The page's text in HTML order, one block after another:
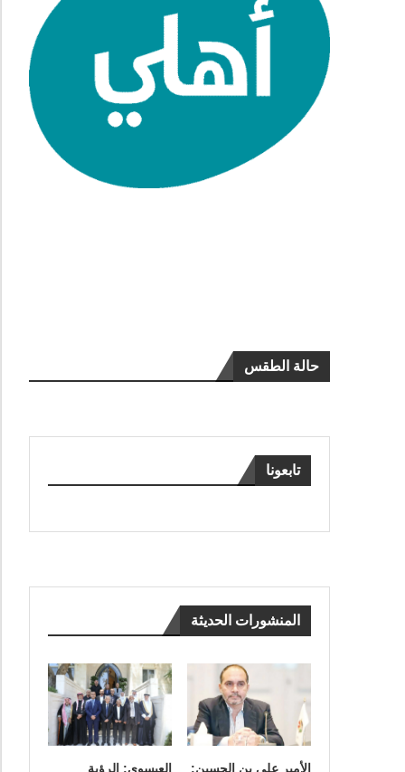
حالة الطقس
تابعونا
المنشورات الحديثة
الأمير علي بن الحسين:
العيسوي: الرؤية